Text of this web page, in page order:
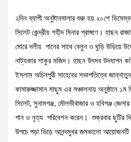
২দিন ব্যাপী অনুষ্টানমালার শুরু হয় ২০শে
সিলেট কেন্দ্রীয় শহীদ মিনার প্রাঙ্গণে। হাছন
মোরে দলীয় গানের সাথে বেলুন ও ঘুড়ি উড়িয়ে
নাট্যকার শাকুর মজিদ। হাছন উৎসব উদযাপন
ইসলাম অচিনপুরী সাহেবের সভাপতিত্বে
কামারুজ্জামান মাছুম এর সঞ্চালনায় অনুষ্ঠানে ১ম
সিলেট, সুনামগঞ্জ, মৌলভীবাজার ও হবিগঞ্জ জেলার
গান ও নৃত্য পরিবেশন করেন। শুক্রবার ছুটির
উপচে পড়া ভিড়ে আনন্দমুখর জমকালো আয়োজনটি